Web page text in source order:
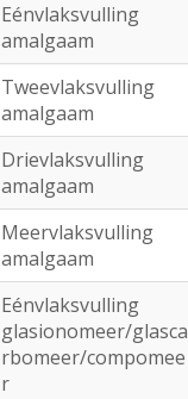
Eénvlaksvulling
amalgaam
Tweevlaksvulling
amalgaam
Drievlaksvulling
amalgaam
Meervlaksvulling
amalgaam
Eénvlaksvulling
glasionomeer/glasca
rbomeer/compomee
r